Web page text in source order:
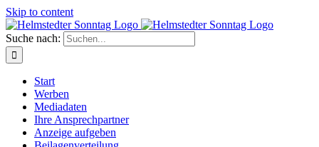
Skip to content
Suche nach:
Start
Werben
Mediadaten
Ihre Ansprechpartner
Anzeige aufgeben